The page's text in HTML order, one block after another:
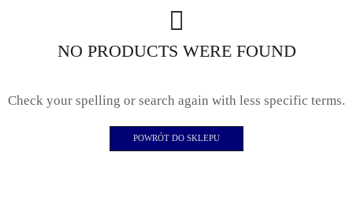
NO PRODUCTS WERE FOUND
Check your spelling or search again with less specific terms.
POWRÓT DO SKLEPU